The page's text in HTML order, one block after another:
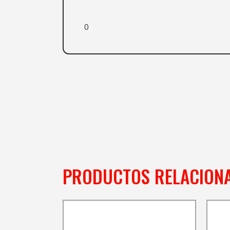
0
PRODUCTOS